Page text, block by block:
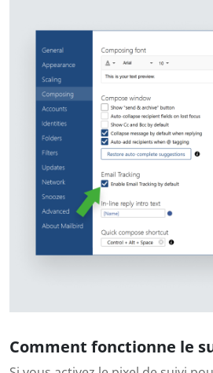
Comment fonctionne le